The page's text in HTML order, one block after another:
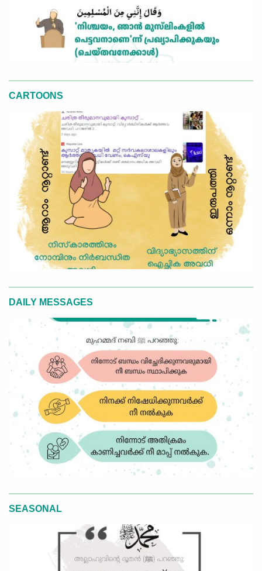
CARTOONS
DAILY MESSAGES
SEASONAL